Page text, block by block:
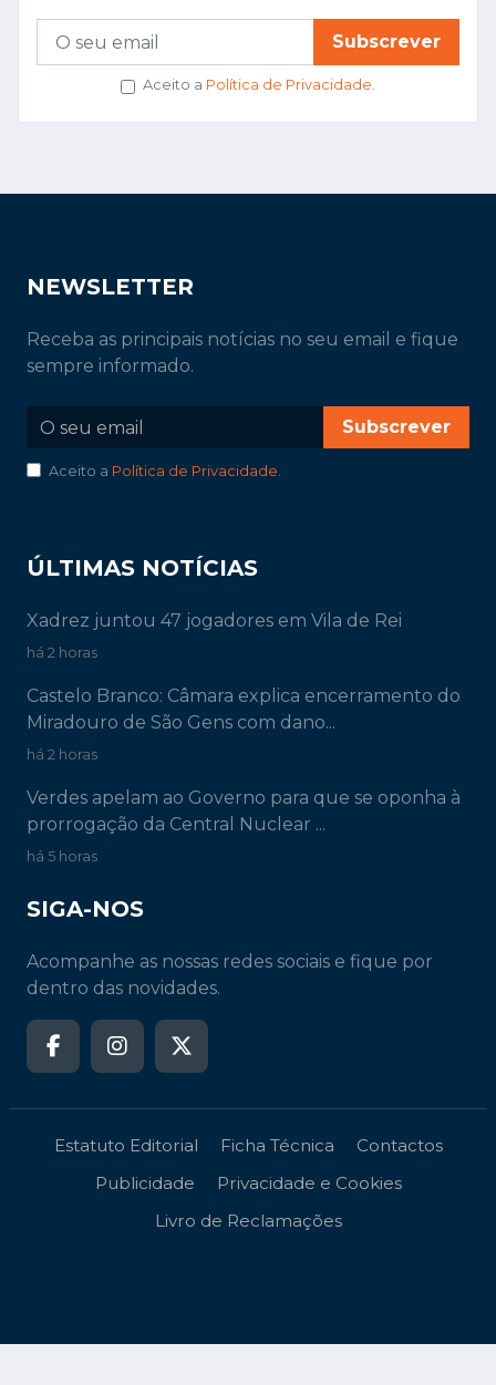
Subscrever
Aceito a Política de Privacidade.
NEWSLETTER
Receba as principais notícias no seu email e fique
sempre informado.
Subscrever
Aceito a Política de Privacidade.
ÚLTIMAS NOTÍCIAS
Xadrez juntou 47 jogadores em Vila de Rei
há 2 horas
Castelo Branco: Câmara explica encerramento do
Miradouro de São Gens com dano...
há 2 horas
Verdes apelam ao Governo para que se oponha à
prorrogação da Central Nuclear ...
há 5 horas
SIGA-NOS
Acompanhe as nossas redes sociais e fique por
dentro das novidades.
Estatuto Editorial Ficha Técnica
Contactos
Publicidade
Privacidade e Cookies
Livro de Reclamações